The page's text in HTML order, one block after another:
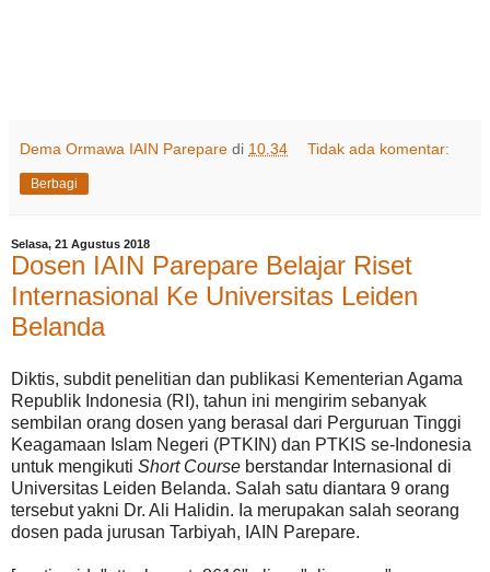
Dema Ormawa IAIN Parepare di 10.34 Tidak ada komentar:
Berbagi
Selasa, 21 Agustus 2018
Dosen IAIN Parepare Belajar Riset
Internasional Ke Universitas Leiden
Belanda
Diktis, subdit penelitian dan publikasi Kementerian Agama
Republik Indonesia (RI), tahun ini mengirim sebanyak
sembilan orang dosen yang berasal dari Perguruan Tinggi
Keagamaan Islam Negeri (PTKIN) dan PTKIS se-Indonesia
untuk mengikuti Short Course berstandar Internasional di
Universitas Leiden Belanda. Salah satu diantara 9 orang
tersebut yakni Dr. Ali Halidin. Ia merupakan salah seorang
dosen pada jurusan Tarbiyah, IAIN Parepare.